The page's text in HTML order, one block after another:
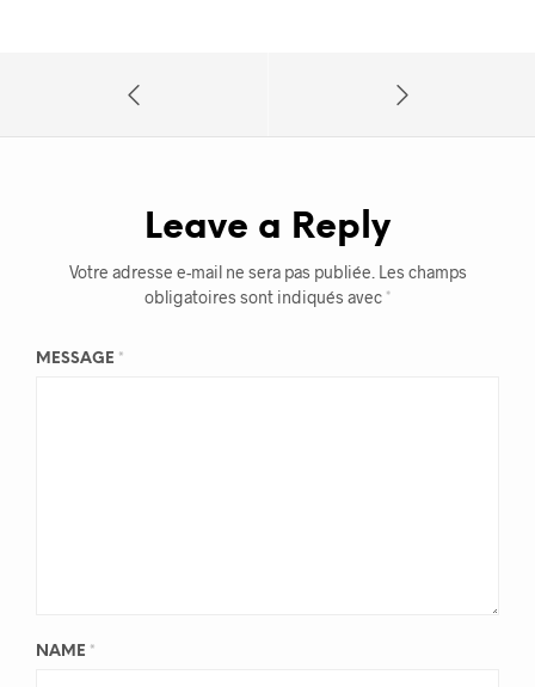
Leave a Reply
Votre adresse e-mail ne sera pas publiée. Les champs
obligatoires sont indiqués avec *
MESSAGE *
NAME *